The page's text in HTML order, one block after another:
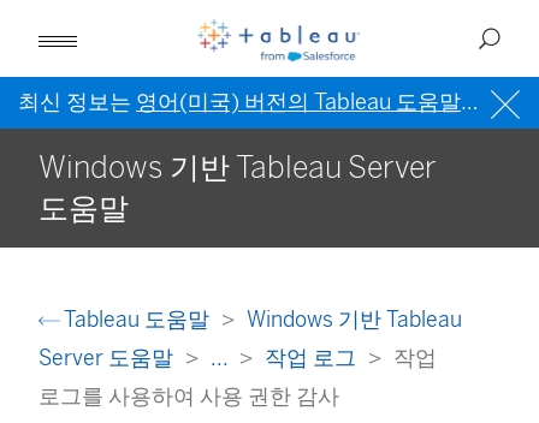
최신 정보는 영어(미국) 버전의 Tableau 도움말을 참조
Windows 기반 Tableau Server
도움말
Tableau 도움말
Windows 기반 Tableau
Server 도움말
... 작업 로그
작업
로그를 사용하여 사용 권한 감사